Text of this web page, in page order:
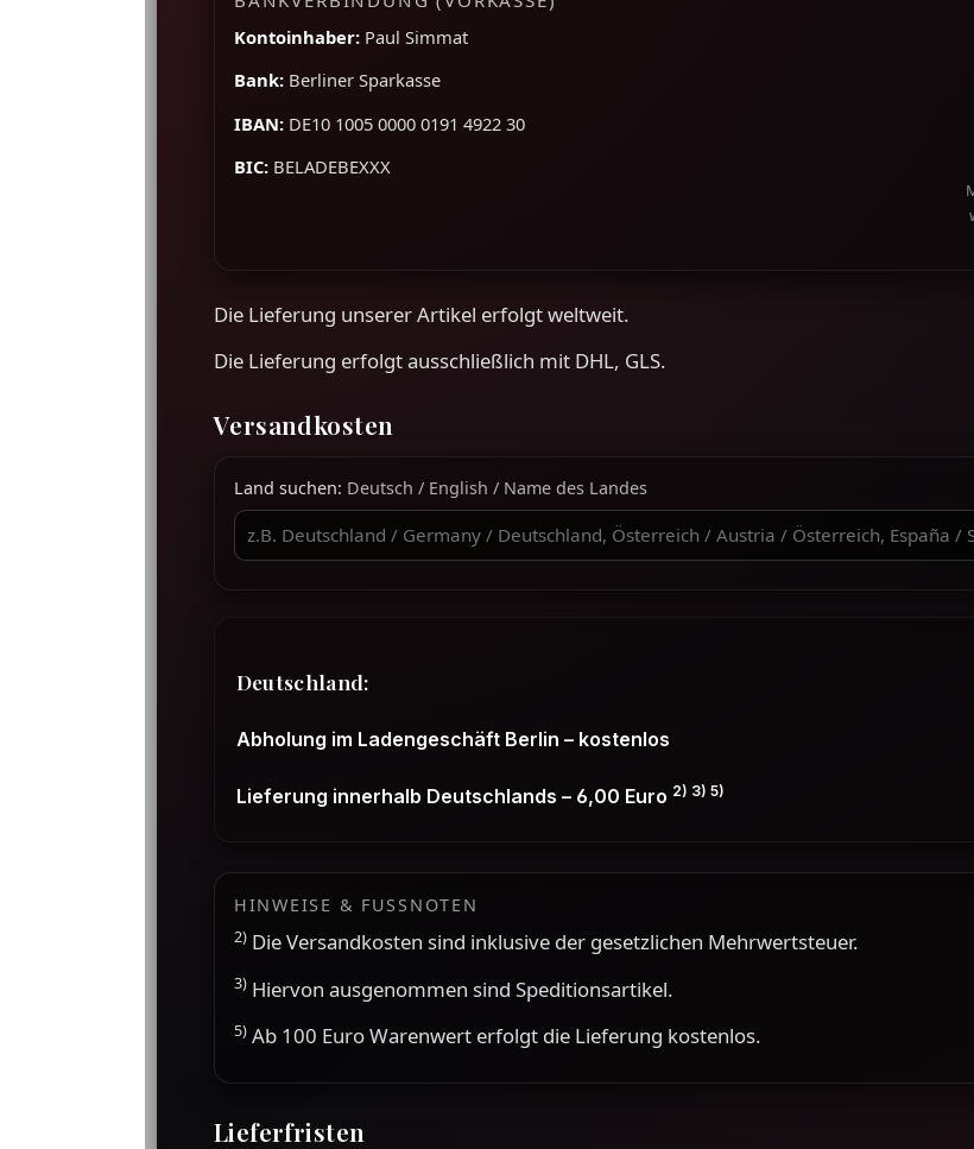
Kontoinhaber: Paul Simmat
Bank: Berliner Sparkasse
IBAN: DE10 1005 0000 0191 4922 30
BIC: BELADEBEXXX
Die Lieferung unserer Artikel erfolgt weltweit.
Die Lieferung erfolgt ausschließlich mit DHL, GLS.
Versandkosten
Land suchen: Deutsch / English / Name des Landes
Deutschland:
Abholung im Ladengeschäft Berlin – kostenlos
Lieferung innerhalb Deutschlands – 6,00 Euro 2) 3) 5)
HINWEISE & FUSSNOTEN
2) Die Versandkosten sind inklusive der gesetzlichen Mehrwertsteuer.
3) Hiervon ausgenommen sind Speditionsartikel.
5) Ab 100 Euro Warenwert erfolgt die Lieferung kostenlos.
Lieferfristen